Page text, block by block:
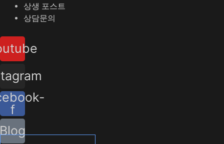
상생 포스트
상담문의
f
Blog